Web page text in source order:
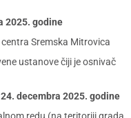
2025. godine
Sremska Mitrovica
ustanove čiji je osnivač
decembra 2025. godine